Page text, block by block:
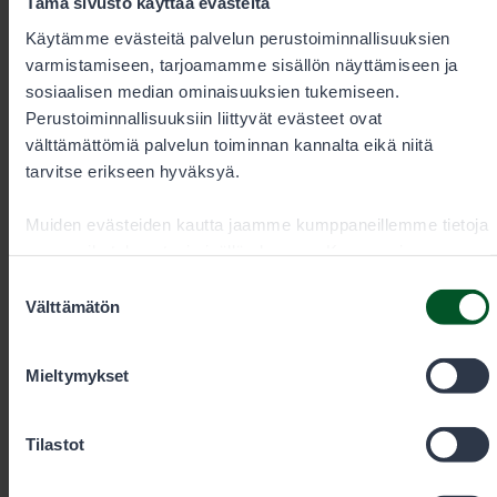
Käytämme evästeitä palvelun perustoiminnallisuuksien
varmistamiseen, tarjoamamme sisällön näyttämiseen ja
sosiaalisen median ominaisuuksien tukemiseen.
Perustoiminnallisuuksiin liittyvät evästeet ovat
välttämättömiä palvelun toiminnan kannalta eikä niitä
tarvitse erikseen hyväksyä.
Muiden evästeiden kautta jaamme kumppaneillemme tietoja
antanut heille tai joita on kerätty, kun olet käyttänyt heidän
valinta
Välttämätön
Mieltymykset
Tilastot
Kukkolankosken koskitilan kalastusoikeuksia.
Perinnekalastus halutaan turvata ja kalastusoikeus
säilyttää paikallisilla, vaikka vesialueet kuuluvat
valtiolle.